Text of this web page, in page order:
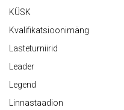
KÜSK
Kvalifikatsioonimäng
Lasteturniirid
Leader
Legend
Linnastaadion